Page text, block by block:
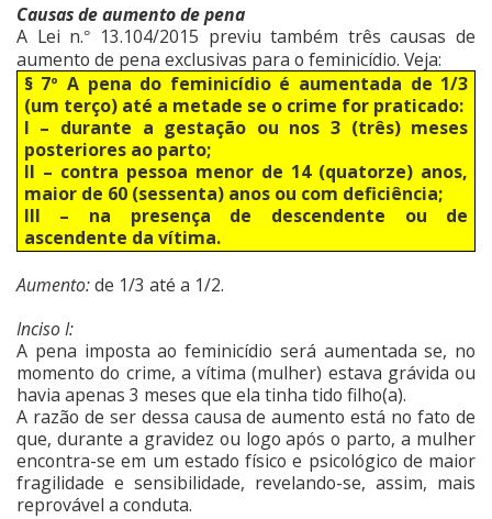
Causas de aumento de pena
A Lei n.°
13.104/2015 previu também três causas de
aumento de pena exclusivas para o feminicídio. Veja:
§ 7º A pena do feminicídio é aumentada de 1/3
(um terço) até a metade se o crime for praticado:
I – durante a gestação ou nos 3 (três) meses
posteriores ao parto;
II – contra pessoa menor de 14 (quatorze) anos,
maior de 60 (sessenta) anos ou com deficiência;
III – na presença de descendente ou de
ascendente da vítima.
Aumento:de 1/3 até a 1/2.
Inciso I:
A pena imposta ao feminicídio será aumentada se, no
momento do crime, a vítima (mulher) estava grávida ou
havia apenas 3 meses que ela tinha tido filho(a).
A razão de ser dessa causa de aumento está no fato de
que, durante a gravidez ou logo após o parto, a mulher
encontra-se em um estado físico e psicológico de maior
fragilidade e sensibilidade, revelando-se, assim, mais
reprovável a conduta.